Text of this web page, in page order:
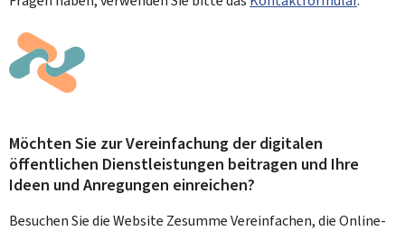
Möchten Sie zur Vereinfachung der digitalen
öffentlichen Dienstleistungen beitragen und Ihre
Ideen und Anregungen einreichen?
Besuchen Sie die Website Zesumme Vereinfachen, die Online-